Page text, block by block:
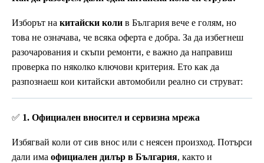
Изборът на китайски коли в България вече е голям, но
това не означава, че всяка оферта е добра. За да избегнеш
разочарования и скъпи ремонти, е важно да направиш
проверка по няколко ключови критерия. Ето как да
разпознаеш кои китайски автомобили реално си струват:
✅ 1. Официален вносител и сервизна мрежа
Избягвай коли от сив внос или с неясен произход. Потърси
дали има официален дилър в България, както и